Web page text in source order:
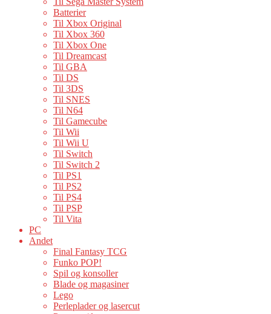
Batterier
Til Xbox Original
Til Xbox 360
Til Xbox One
Til Dreamcast
Til GBA
Til DS
Til 3DS
Til SNES
Til N64
Til Gamecube
Til Wii
Til Wii U
Til Switch
Til Switch 2
Til PS1
Til PS2
Til PS4
Til PSP
Til Vita
PC
Andet
Final Fantasy TCG
Funko POP!
Spil og konsoller
Blade og magasiner
Lego
Perleplader og lasercut